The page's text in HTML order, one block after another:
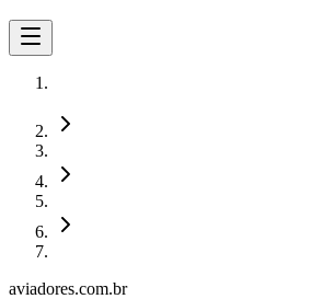
aviadores.com.br